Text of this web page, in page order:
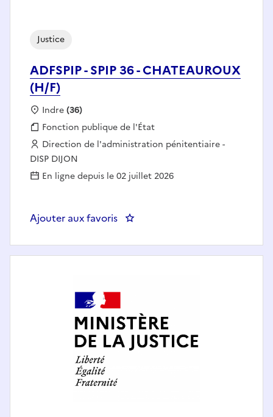
ADFSPIP - SPIP 36 - CHATEAUROUX
(H/F)
Justice
Localisation :
Indre(36)
Fonction publique :
Fonction publique de l'État
Employeur :
Direction de l'administration pénitentiaire -
DISP DIJON
En ligne depuis le 02 juillet 2026
Ajouter aux favoris : ADFSPIP - SPIP 36 -